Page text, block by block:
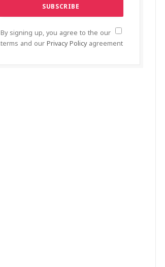
By signing up, you agree to the our
terms and ourPrivacy Policyagreement.